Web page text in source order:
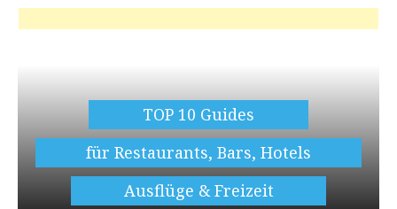
TOP 10 Guides
für Restaurants, Bars, Hotels
Ausflüge & Freizeit